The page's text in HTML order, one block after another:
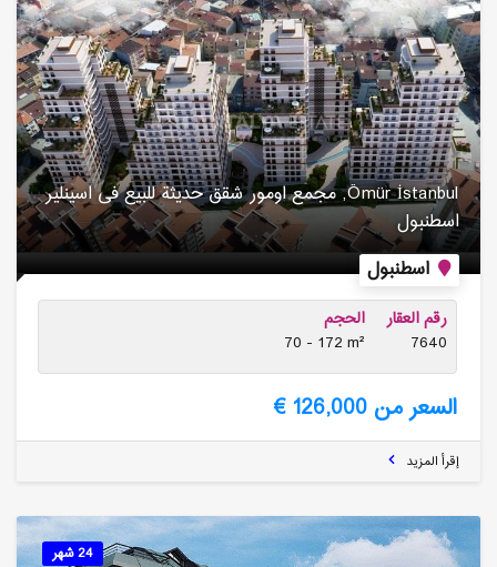
اسطنبول
Ömür İstanbul, مجمع اومور شقق حدیثة للبیع فی اسینلیر
اسطنبول
رقم العقار
7640
الحجم
70 - 172 m²
السعر من 126,000 €
إقرأ المزيد
24 شهر